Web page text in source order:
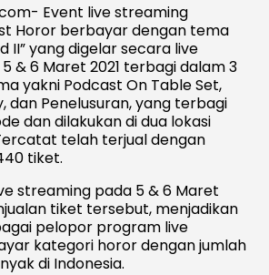
Event live streaming
Horor berbayar dengan tema
II” yang digelar secara live
& 6 Maret 2021 terbagi dalam 3
yakni Podcast On Table Set,
dan Penelusuran, yang terbagi
dan dilakukan di dua lokasi
telah terjual dengan
tiket.
streaming pada 5 & 6 Maret
tiket tersebut, menjadikan
pelopor program live
kategori horor dengan jumlah
di Indonesia.